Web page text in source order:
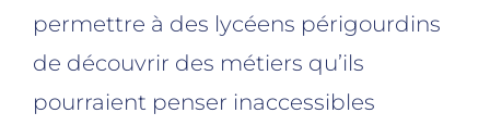
permettre à des lycéens périgourdins
de découvrir des métiers qu’ils
pourraient penser inaccessibles